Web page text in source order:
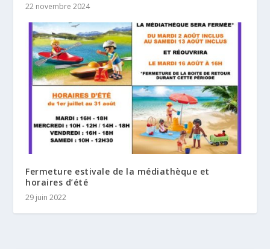
22 novembre 2024
Fermeture estivale de la médiathèque et
horaires d’été
29 juin 2022